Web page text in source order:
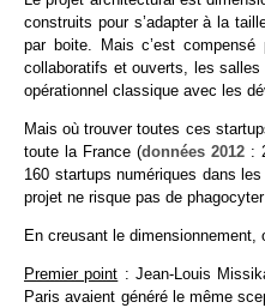
construits pour s’adapter à la
par boite. Mais c’est
collaboratifs et ouverts, les
opérationnel classique avec les
Mais où trouver toutes ces
toute la France (données 2012 :
160 startups numériques dans
projet ne risque pas de
En creusant le
Premier point : Jean-Louis
Paris avaient généré le même